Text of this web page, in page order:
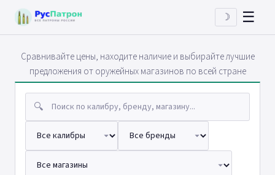
☽ ☰
Сравнивайте цены, находите наличие и выбирайте лучшие
предложения от оружейных магазинов по всей стране
🔍